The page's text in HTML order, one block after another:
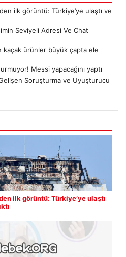
ilk görüntü: Türkiye’ye ulaştı ve
Seviyeli Adresi Ve Chat
kaçak ürünler büyük çapta ele
Messi yapacağını yaptı
Soruşturma ve Uyuşturucu
ilk görüntü: Türkiye’ye ulaştı